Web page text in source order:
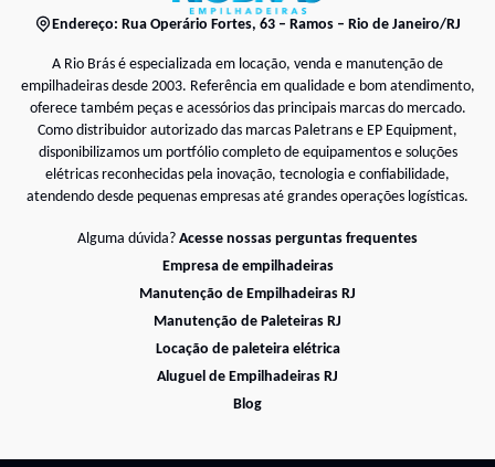
Endereço: Rua Operário Fortes, 63 – Ramos – Rio de Janeiro/RJ
A Rio Brás é especializada em locação, venda e manutenção de
empilhadeiras desde 2003. Referência em qualidade e bom atendimento,
oferece também peças e acessórios das principais marcas do mercado.
Como distribuidor autorizado das marcas Paletrans e EP Equipment,
disponibilizamos um portfólio completo de equipamentos e soluções
elétricas reconhecidas pela inovação, tecnologia e confiabilidade,
atendendo desde pequenas empresas até grandes operações logísticas.
Alguma dúvida? Acesse nossas perguntas frequentes
Empresa de empilhadeiras
Manutenção de Empilhadeiras RJ
Manutenção de Paleteiras RJ
Locação de paleteira elétrica
Aluguel de Empilhadeiras RJ
Blog